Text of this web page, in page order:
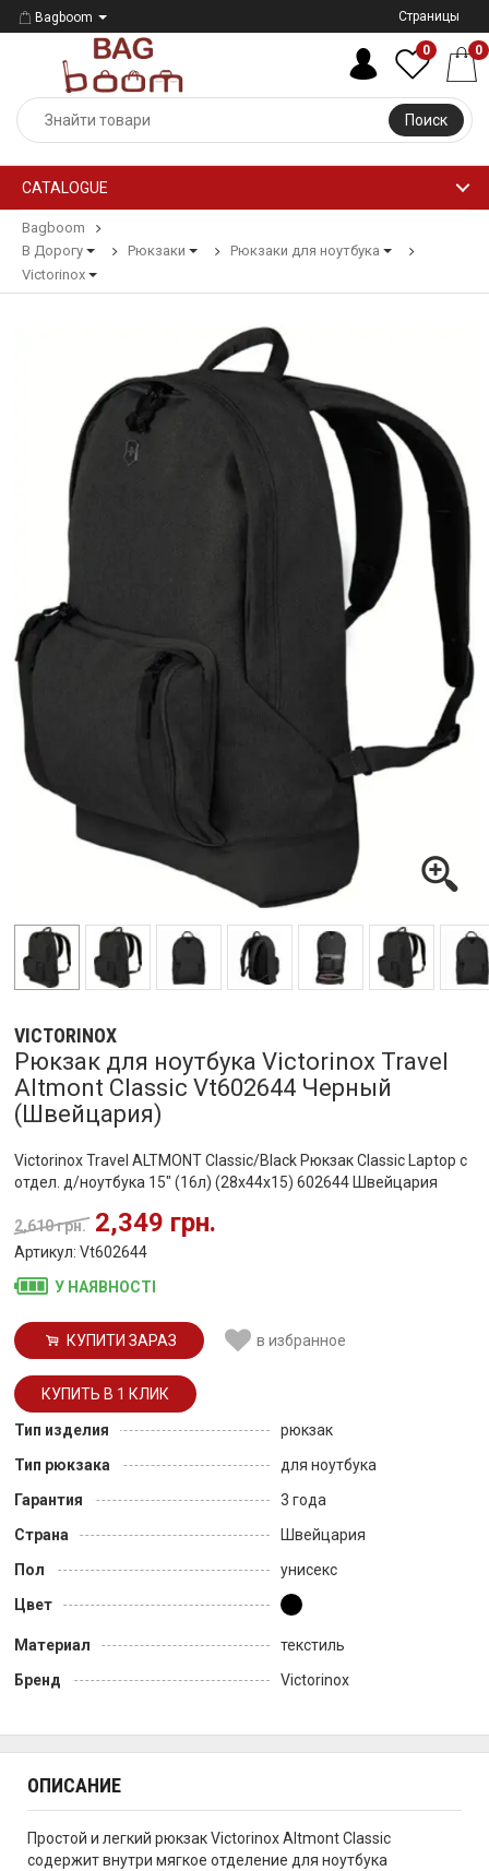
Bagboom Страницы
Поиск
0 0
CATALOGUE
Bagboom
В Дорогу
Рюкзаки
Рюкзаки для ноутбука
Victorinox
VICTORINOX
Рюкзак для ноутбука Victorinox Travel
Altmont Classic Vt602644 Черный
(Швейцария)
Victorinox Travel ALTMONT Classic/Black Рюкзак Classic Laptop с
отдел. д/ноутбука 15" (16л) (28x44x15) 602644 Швейцария
2,610 грн. 2,349 грн.
Артикул: Vt602644
У НАЯВНОСТІ
КУПИТИ ЗАРАЗ в избранное
Тип изделия
рюкзак
Тип рюкзака
для ноутбука
Гарантия
3 года
Страна
Швейцария
Пол
унисекс
Цвет
Материал
текстиль
Бренд
Victorinox
ОПИСАНИЕ
Простой и легкий рюкзак Victorinox Altmont Classic
содержит внутри мягкое отделение для ноутбука